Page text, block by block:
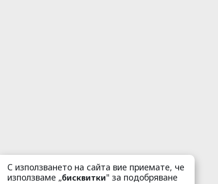
С използването на сайта вие приемате, че
използваме „бисквитки" за подобряване